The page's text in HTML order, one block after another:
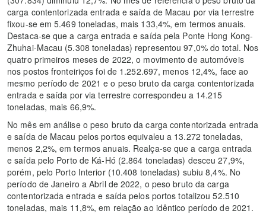
carga contentorizada entrada e saída de Macau por via terrestre
fixou-se em 5.469 toneladas, mais 133,4%, em termos anuais.
Destaca-se que a carga entrada e saída pela Ponte Hong Kong-
Zhuhai-Macau (5.308 toneladas) representou 97,0% do total. Nos
quatro primeiros meses de 2022, o movimento de automóveis
nos postos fronteiriços foi de 1.252.697, menos 12,4%, face ao
mesmo período de 2021 e o peso bruto da carga contentorizada
entrada e saída por via terrestre correspondeu a 14.215
toneladas, mais 66,9%.
No mês em análise o peso bruto da carga contentorizada entrada
e saída de Macau pelos portos equivaleu a 13.272 toneladas,
menos 2,2%, em termos anuais. Realça-se que a carga entrada
e saída pelo Porto de Ká-Hó (2.864 toneladas) desceu 27,9%,
porém, pelo Porto Interior (10.408 toneladas) subiu 8,4%. No
período de Janeiro a Abril de 2022, o peso bruto da carga
contentorizada entrada e saída pelos portos totalizou 52.510
toneladas, mais 11,8%, em relação ao idêntico período de 2021.